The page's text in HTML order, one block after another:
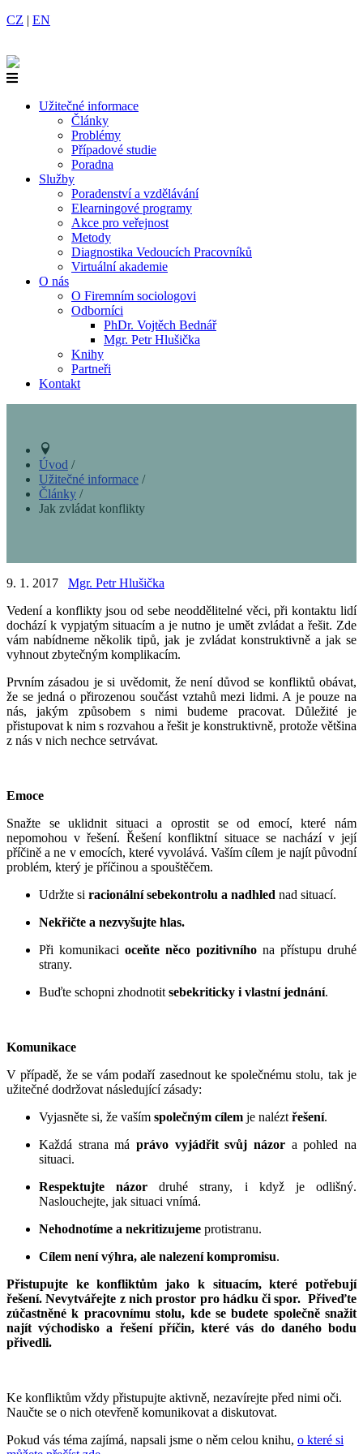
CZ | EN
Užitečné informace
Články
Problémy
Případové studie
Poradna
Služby
Poradenství a vzdělávání
Elearningové programy
Akce pro veřejnost
Metody
Diagnostika Vedoucích Pracovníků
Virtuální akademie
O nás
O Firemním sociologovi
Odborníci
PhDr. Vojtěch Bednář
Mgr. Petr Hlušička
Knihy
Partneři
Kontakt
Úvod /
Užitečné informace /
Články /
Jak zvládat konflikty
9. 1. 2017
Mgr. Petr Hlušička
Vedení a konflikty jsou od sebe neoddělitelné věci, při kontaktu lidí
dochází k vypjatým situacím a je nutno je umět zvládat a řešit. Zde
vám nabídneme několik tipů, jak je zvládat konstruktivně a jak se
vyhnout zbytečným komplikacím.
Prvním zásadou je si uvědomit, že není důvod se konfliktů obávat,
že se jedná o přirozenou součást vztahů mezi lidmi. A je pouze na
nás, jakým způsobem s nimi budeme pracovat. Důležité je
přistupovat k nim s rozvahou a řešit je konstruktivně, protože většina
z nás v nich nechce setrvávat.
Emoce
Snažte se uklidnit situaci a oprostit se od emocí, které nám
nepomohou v řešení. Řešení konfliktní situace se nachází v její
příčině a ne v emocích, které vyvolává. Vaším cílem je najít původní
problém, který je příčinou a spouštěčem.
Udržte si racionální sebekontrolu a nadhled nad situací.
Nekřičte a nezvyšujte hlas.
Při komunikaci oceňte něco pozitivního na přístupu druhé
strany.
Buďte schopni zhodnotit sebekriticky i vlastníjednání.
Komunikace
V případě, že se vám podaří zasednout ke společnému stolu, tak je
užitečné dodržovat následující zásady:
Vyjasněte si, že vaším společným cílem je nalézt řešení.
Každá strana máprávo vyjádřit svůj názor a pohled na
situaci.
Respektujte názordruhé strany, i když je odlišný.
Naslouchejte, jak situaci vnímá.
Nehodnotíme a nekritizujeme protistranu.
Cílem není výhra, ale nalezení kompromisu.
Přistupujte ke konfliktům jako k situacím, které potřebují
řešení. Nevytvářejte z nich prostor pro hádku či spor. Přiveďte
zúčastněné k pracovnímu stolu, kde se budete společně snažit
najít východisko a řešení příčin, které vás do daného bodu
přivedli.
Ke konfliktům vždy přistupujte aktivně, nezavírejte před nimi oči.
Naučte se o nich otevřeně komunikovat a diskutovat.
Pokud vás téma zajímá, napsali jsme o něm celou knihu, o které si